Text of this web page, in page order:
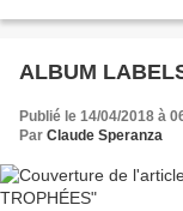
ALBUM
Publié le 14/04/2018 à
Par Claude Speranza